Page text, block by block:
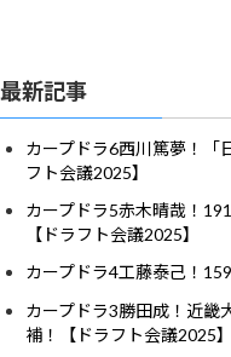
最新記事
カープドラ6西川篤夢！「
フト会議2025】
カープドラ5赤木晴哉！
【ドラフト会議2025】
カープドラ4工藤泰己！
カープドラ3勝田成！近畿
補！【ドラフト会議2025】